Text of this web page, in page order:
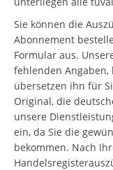
Sie können die
Abonnement
Formular aus.
fehlenden Angaben,
übersetzen ihn für
Original, die
unsere
ein, da Sie die
bekommen. Nach